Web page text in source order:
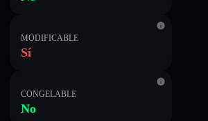
MODIFICABLE
Sí
CONGELABLE
No